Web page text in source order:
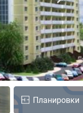
Планировки